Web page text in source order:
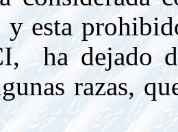
y esta
ha dejado
razas,